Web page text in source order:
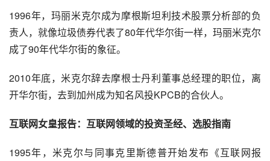
1996年，玛丽米克尔成为摩根斯坦利技术股票分析部的负
责人，就像垃圾债券代表了80年代华尔街一样，玛丽米克尔
成了90年代华尔街的象征。
2010年底，米克尔辞去摩根士丹利董事总经理的职位，离
开华尔街，去到加州成为知名风投KPCB的合伙人。
互联网女皇报告：互联网领域的投资圣经、选股指南
1995年，米克尔与同事克里斯德普开始发布《互联网报